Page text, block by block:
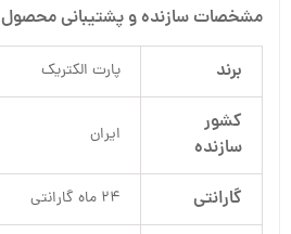
مشخصات سازنده و پشتیبانی محصول
برند پارت الکتریک
کشور
سازنده
ایران
گارانتی 24 ماه گارانتی